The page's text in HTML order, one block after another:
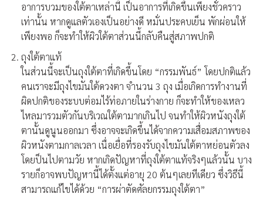
อาการบวมของใต้ตาเหล่านี้ เป็นอาการที่เกิดขึ้นเพียงชั่วคราว
เท่านั้น หากดูแลตัวเองเป็นอย่างดี หมั่นประคบเย็น พักผ่อนให้
เพียงพอ ก็จะทำให้ผิวใต้ตาส่วนนี้กลับคืนสู่สภาพปกติ
ถุงใต้ตาแท้
ในส่วนนี้จะเป็นถุงใต้ตาที่เกิดขึ้นโดย “กรรมพันธ์” โดยปกติแล้ว
คนเราจะมีถุงไขมันใต้ดวงตา จำนวน 3 ถุง เมื่อเกิดการทำงานที่
ผิดปกติของระบบต่อมไร้ท่อภายในร่างกาย ก็จะทำให้ของเหลว
ไหลมารวมตัวกันบริเวณใต้ตามากเกินไป จนทำให้ผิวหนังถุงใต้
ตานั้นดูนูนออกมา ซึ่งอาจจะเกิดขึ้นได้จากความเสื่อมสภาพของ
ผิวหนังตามกาลเวลา เนื่อเยื่อที่รองรับถุงไขมันใต้ตาหย่อนตัวลง
โดยป็นไปตามวัย หากเกิดปัญหาที่ถุงใต้ตาแท้จริงๆแล้วนั้น บาง
รายก็อาจพบปัญหานี้ได้ตั้งแต่อายุ 20 ต้นๆเลยทีเดียว ซึ่งวิธีนี้
สามารถแก้ไขได้ด้วย “การผ่าตัดศัลยกรรมถุงใต้ตา”